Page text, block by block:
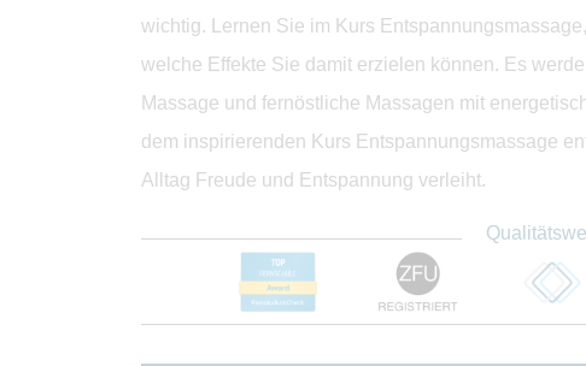
wichtig. Lernen Sie im Kurs
welche Effekte Sie damit erzielen können. Es
Massage und fernöstliche Massagen mit
dem inspirierenden Kurs Entspannungsmassage
Alltag Freude und Entspannung verleiht.